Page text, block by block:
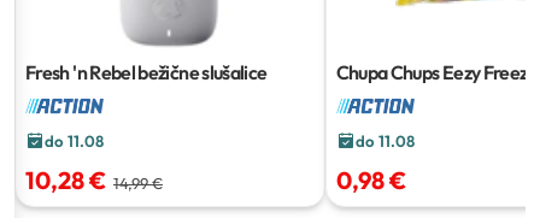
Fresh 'n Rebel bežične slušalice
do 11.08
10,28 € 14,99 €
Chupa Chups Eezy
sladoledi 12 x 50 ml
do 11.08
0,98 €